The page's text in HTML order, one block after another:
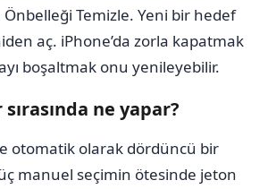
Temizle. Yeni bir hedef
aç. iPhone’da zorla kapatmak
boşaltmak onu yenileyebilir.
ne yapar?
otomatik olarak dördüncü bir
manuel seçimin ötesinde jeton